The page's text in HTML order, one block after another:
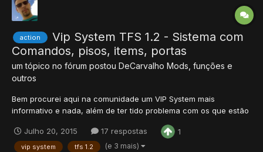
action
Vip System TFS 1.2 - Sistema com
Comandos, pisos, items, portas
um tópico no fórum postou DeCarvalho Mods, funções e
outros
Bem procurei aqui na comunidade um VIP System mais
informativo e nada, além de ter tido problema com os que estão
perfeitamente para mim. Usando tfs 1.2 disponibilizado por Bruno
Minervino Só estou trazendo o conteúdo e por não conhecer b...
Julho 20, 2015 17 respostas 1
vip system tfs 1.2 (e 3 mais)